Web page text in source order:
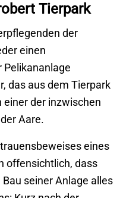
Tierpark
der
einen
Pelikananlage
das aus dem Tierpark
der inzwischen
Aare.
eines
offensichtlich, dass
seiner Anlage alles